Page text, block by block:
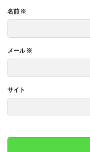
名前 ※
メール※
サイト